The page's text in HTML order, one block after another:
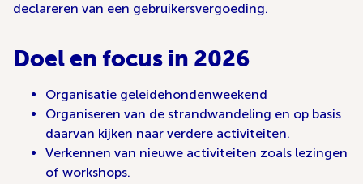
declareren van een gebruikersvergoeding.
Doel en focus in 2026
Organisatie geleidehondenweekend
Organiseren van de strandwandeling en op basis
daarvan kijken naar verdere activiteiten.
Verkennen van nieuwe activiteiten zoals lezingen
of workshops.